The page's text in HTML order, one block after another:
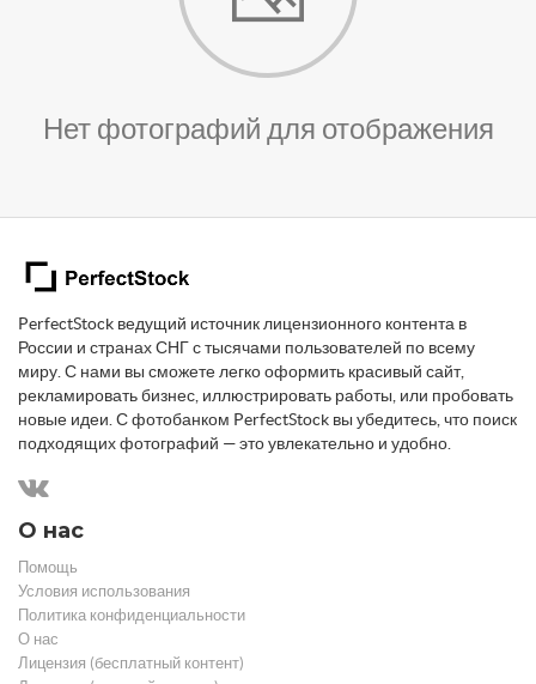
Нет фотографий для отображения
PerfectStock ведущий источник лицензионного контента в
России и странах СНГ с тысячами пользователей по всему
миру. С нами вы сможете легко оформить красивый сайт,
рекламировать бизнес, иллюстрировать работы, или пробовать
новые идеи. С фотобанком PerfectStock вы убедитесь, что поиск
подходящих фотографий — это увлекательно и удобно.
О нас
Помощь
Условия использования
Политика конфиденциальности
О нас
Лицензия (бесплатный контент)